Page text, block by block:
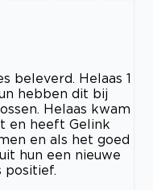
beleverd. Helaas 1
hebben dit bij
Helaas kwam
en heeft Gelink
en als het goed
hun een nieuwe
positief.